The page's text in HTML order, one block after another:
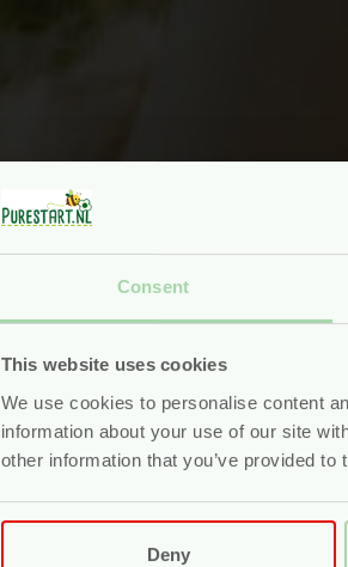
Consent
This website uses cookies
We use cookies to personalise content
information about your use of our site
other information that you’ve provided
Deny